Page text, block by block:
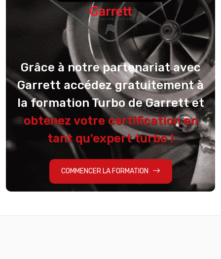
Grâce à notre partenariat avec
Garrett accédez gratuitement à
la formation Turbo de Garrett et
obtenez votre certification en
tant qu'expert turbo !
COMMENCER LA FORMATION